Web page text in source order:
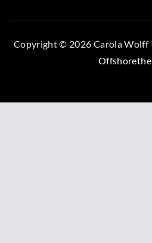
Copyright © 2026 Carola Wolff